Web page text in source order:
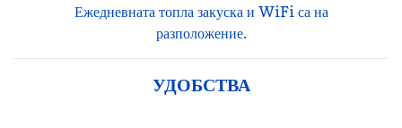
Ежедневната топла закуска и WiFi са на
разположение.
УДОБСТВА